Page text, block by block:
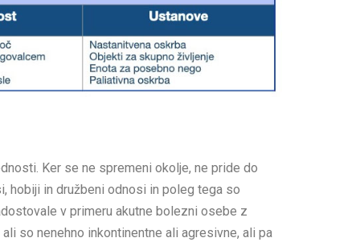
Ker se ne spremeni okolje, ne pride do
hobiji in družbeni odnosi in poleg tega so
v primeru akutne bolezni osebe z
so nenehno inkontinentne ali agresivne, ali pa